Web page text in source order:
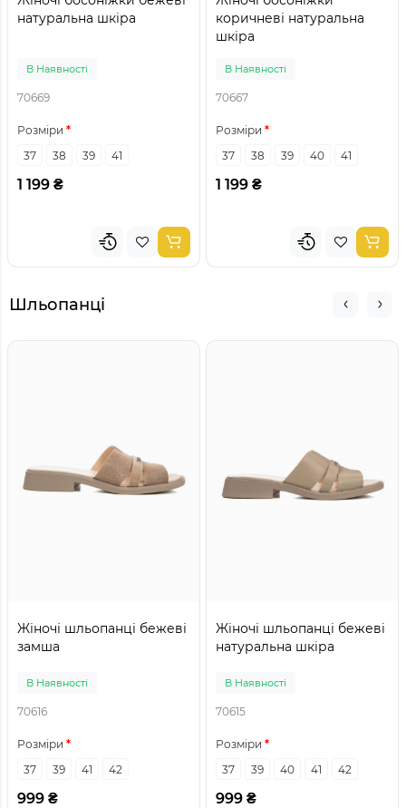
натуральна шкіра
В Наявності
70669
Розміри
37
38 39 41
1 199 ₴
коричневі натуральна
шкіра
В Наявності
70667
Розміри
37
38 39 40 41
1 199 ₴
Шльопанці
Жіночі шльопанці бежеві
замша
В Наявності
70616
Розміри
37
39 41 42
999 ₴
Жіночі шльопанці бежеві
натуральна шкіра
В Наявності
70615
Розміри
37
39 40 41 42
999 ₴